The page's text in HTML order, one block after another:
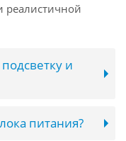
реалистичной
и
питания?